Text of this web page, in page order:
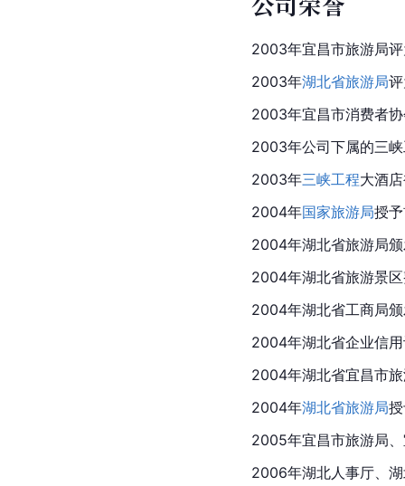
2003年宜昌市旅游局评
2003年湖北省旅游局
2003年宜昌市消费者
2003年公司下属的三
2003年三峡工程大酒
2004年国家旅游局授
2004年湖北省旅游局颁
2004年湖北省旅游景
2004年湖北省工商局
2004年湖北省企业信
2004年湖北省宜昌市
2004年湖北省旅游局
2005年宜昌市旅游局
2006年湖北人事厅、